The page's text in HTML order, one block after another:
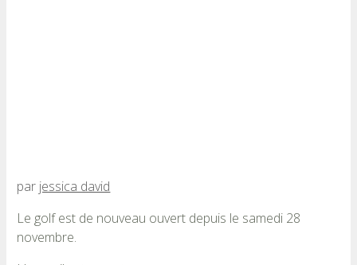
par jessica david
Le golf est de nouveau ouvert depuis le samedi 28
novembre.